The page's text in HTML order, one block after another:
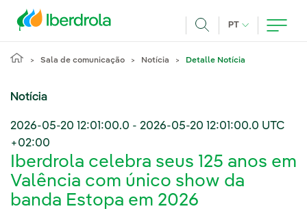
PT IDIOMA ATUAL,
Sala de comunicação Notícia Detalle Notícia
Notícia
2026-05-20 12:01:00.0 - 2026-05-20 12:01:00.0 UTC
+02:00
Iberdrola celebra seus 125 anos em
Valência com único show da
banda Estopa em 2026